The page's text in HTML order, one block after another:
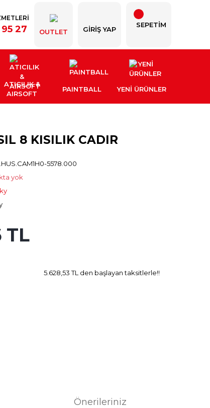
27 OUTLET GIRIŞ YAP
SEPETİM
ATICILIK &
AIRSOFT
PAINTBALL YENI ÜRÜNLER
8 KISILIK CADIR
5578.000
yok
TL
5.628,53 TL den başlayan taksitlerle!!
Önerileriniz